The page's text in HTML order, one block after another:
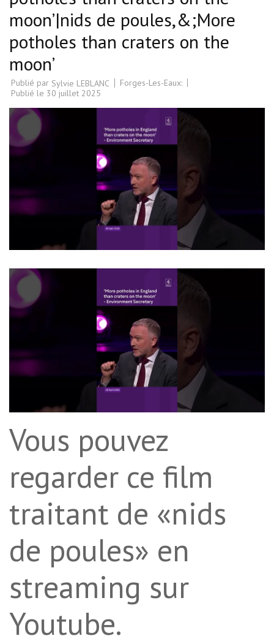
moon’|nids de poules,&;More
potholes than craters on the
moon’
Publié par Sylvie LEBLANC
Forges-Les-Eaux:
Publié le 30 juillet 2025
Vous pouvez
regarder ce film
traitant de «nids
de poules» en
streaming sur
Youtube.